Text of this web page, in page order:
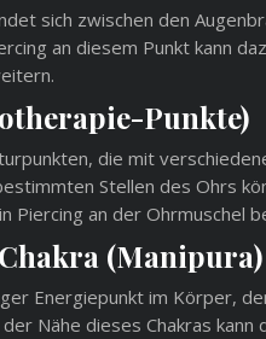
sich zwischen den
an diesem Punkt kann
Punkte)
die mit
Stellen des Ohrs
Piercing an der
(Manipura)
Energiepunkt im Körper,
Nähe dieses Chakras